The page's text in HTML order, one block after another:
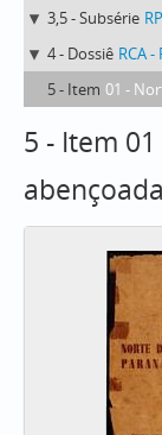
3,5 - Subsérie
4 - Dossiê RCA
5 - Item 01 -
5 - Item